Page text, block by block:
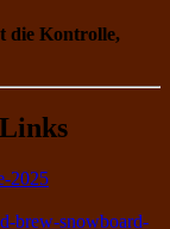
die Kontrolle,
2025
brew-snowboard-